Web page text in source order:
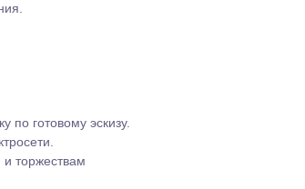
по готовому эскизу.
торжествам